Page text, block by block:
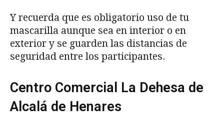
Y recuerda que es obligatorio uso de tu
mascarilla aunque sea en interior o en
exterior y se guarden las distancias de
seguridad entre los participantes.
Centro Comercial La Dehesa de
Alcalá de Henares